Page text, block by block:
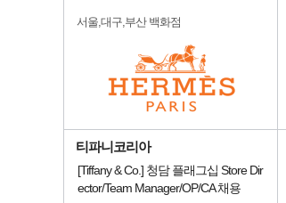
서울,대구,부산 백화점
티파니코리아
[Tiffany & Co.] 청담 플래그십 Store Dir
ector/Team Manager/OP/CA 채용